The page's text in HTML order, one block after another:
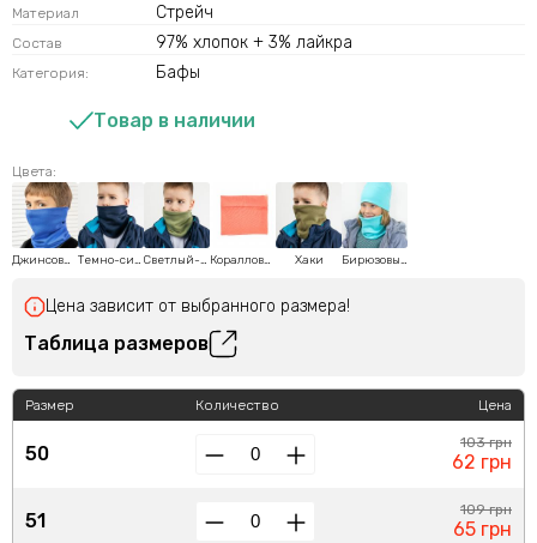
Материал Стрейч
Состав 97% хлопок + 3% лайкра
Категория: Бафы
Товар в наличии
Цвета:
Джинсовый Темно-синий Светлый-хаки Коралловый Хаки Бирюзовый
Цена зависит от выбранного размера!
Таблица размеров
Размер
50
51
Количество Цена
103 грн
62 грн
109 грн
65 грн